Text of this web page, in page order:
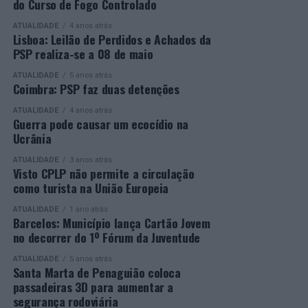
presença de mais de 500 participantes.
Mais informações em:
https://awards.innovationinpolitics.eu/
profissionais.
Durante a cerimónia foi ainda reconhecido o trabalho
desenvolvido por toda a equipa de formadores e
para o sucesso desta edição do Curso EFA.
A Escola de Tecnologia e Gestão de Barcelos continua a
afirmar-se como uma referência na formação
profissional e na qualificação de adultos, contribuindo
para o desenvolvimento de competências, o aumento da
empregabilidade e a valorização do capital humano do
concelho e da região.
A Empresa Municipal de Educação e Cultura de Barcelos
felicita todos os diplomados por esta importante
conquista, desejando-lhes os maiores sucessos pessoais,
profissionais e académicos, convicta de que este diploma
representa o início de novas oportunidades e novos
do Curso de Fogo Controlado
ATUALIDADE 4 anos atrás
Lisboa: Leilão de Perdidos e Achados da
PSP realiza-se a 08 de maio
ATUALIDADE 5 anos atrás
Coimbra: PSP faz duas detenções
ATUALIDADE 4 anos atrás
Guerra pode causar um ecocídio na
Ucrânia
ATUALIDADE 3 anos atrás
Visto CPLP não permite a circulação
como turista na União Europeia
ATUALIDADE 1 ano atrás
Barcelos: Município lança Cartão Jovem
no decorrer do 1º Fórum da Juventude
ATUALIDADE 5 anos atrás
Santa Marta de Penaguião coloca
passadeiras 3D para aumentar a
segurança rodoviária